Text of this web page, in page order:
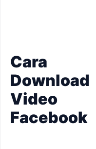
Cara
Download
Video
Facebook